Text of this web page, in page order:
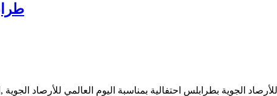
بطرابلس احتفالية بمناسبة اليوم العالمي للأرصاد الجوية ,الذي صادف يوم 23 مارس الجارى